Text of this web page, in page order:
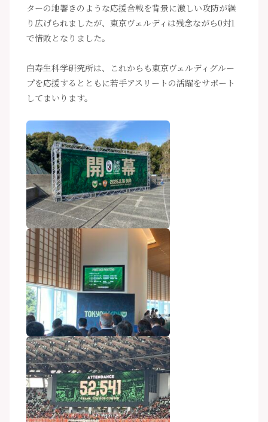
ターの地響きのような応援合戦を背景に激しい攻防が繰
り広げられましたが、東京ヴェルディは残念ながら0対1
で惜敗となりました。
白寿生科学研究所は、これからも東京ヴェルディグルー
プを応援するとともに若手アスリートの活躍をサポート
してまいります。